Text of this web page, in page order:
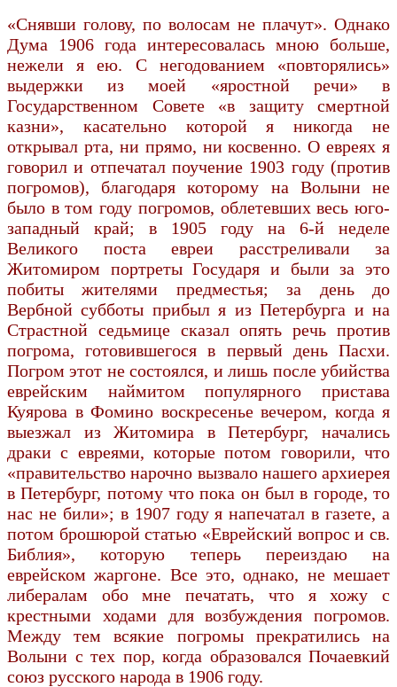
«Снявши голову, по волосам не плачут». Однако
Дума 1906 года интересовалась мною больше,
нежели я ею. С негодованием «повторялись»
выдержки из моей «яростной речи» в
Государственном Совете «в защиту смертной
казни», касательно которой я никогда не
открывал рта, ни прямо, ни косвенно. О евреях я
говорил и отпечатал поучение 1903 году (против
погромов), благодаря которому на Волыни не
было в том году погромов, облетевших весь юго-
западный край; в 1905 году на 6-й неделе
Великого поста евреи расстреливали за
Житомиром портреты Государя и были за это
побиты жителями предместья; за день до
Вербной субботы прибыл я из Петербурга и на
Страстной седьмице сказал опять речь против
погрома, готовившегося в первый день Пасхи.
Погром этот не состоялся, и лишь после убийства
еврейским наймитом популярного пристава
Куярова в Фомино воскресенье вечером, когда я
выезжал из Житомира в Петербург, начались
драки с евреями, которые потом говорили, что
«правительство нарочно вызвало нашего архиерея
в Петербург, потому что пока он был в городе, то
нас не били»; в 1907 году я напечатал в газете, а
потом брошюрой статью «Еврейский вопрос и св.
Библия», которую теперь переиздаю на
еврейском жаргоне. Все это, однако, не мешает
либералам обо мне печатать, что я хожу с
крестными ходами для возбуждения погромов.
Между тем всякие погромы прекратились на
Волыни с тех пор, когда образовался Почаевкий
союз русского народа в 1906 году.